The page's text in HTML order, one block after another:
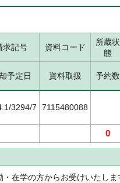
求記号 資料コード
所蔵状
態
予定日 資料取扱 予約数
3294/7 7115480088
0
・在学の方からお受けいたしま